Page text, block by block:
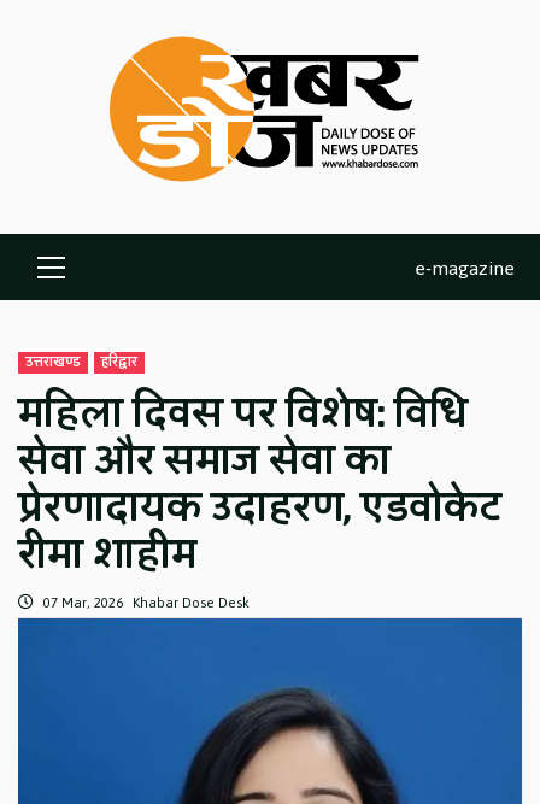
Primary
Menu
e-magazine
उत्तराखण्ड हरिद्वार
महिला दिवस पर विशेष: विधि
सेवा और समाज सेवा का
प्रेरणादायक उदाहरण, एडवोकेट
रीमा शाहीम
07 Mar, 2026 Khabar Dose Desk